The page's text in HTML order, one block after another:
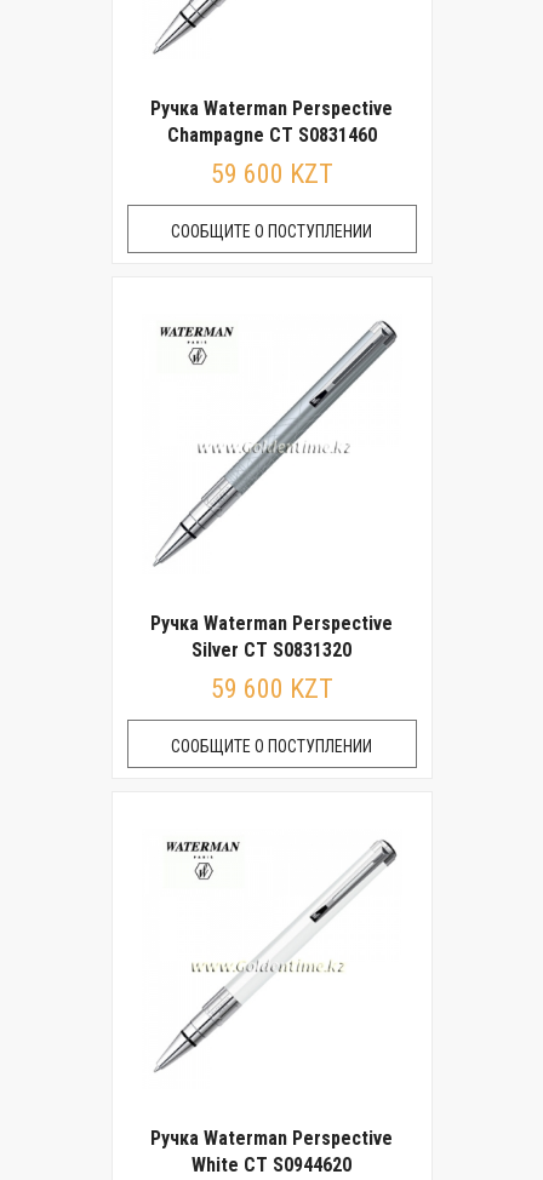
Ручка Waterman Perspective
Champagne CT S0831460
59 600 KZT
СООБЩИТЕ О ПОСТУПЛЕНИИ
Ручка Waterman Perspective
Silver CT S0831320
59 600 KZT
СООБЩИТЕ О ПОСТУПЛЕНИИ
Ручка Waterman Perspective
White CT S0944620